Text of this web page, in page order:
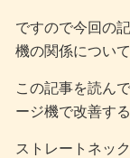
ですので今回の
機の関係につい
この記事を読ん
ージ機で改善す
ストレートネッ